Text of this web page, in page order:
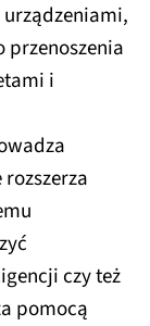
przenoszenia
i
czy też
pomocą